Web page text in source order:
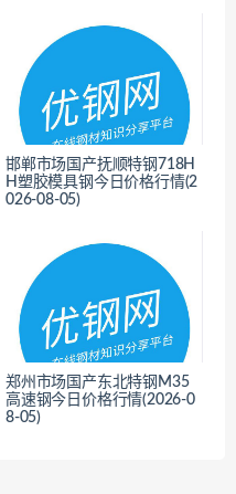
邯郸市场国产抚顺特钢718H
H塑胶模具钢今日价格行情(2
026-08-05)
郑州市场国产东北特钢M35
高速钢今日价格行情(2026-0
8-05)